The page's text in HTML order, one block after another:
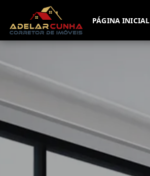
PÁGINA INICIAL